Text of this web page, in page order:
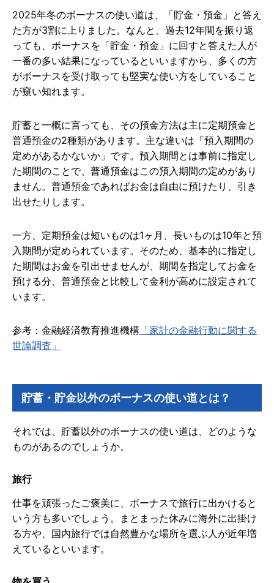
2025年冬のボーナスの使い道は、「貯金・預金」と答え
た方が3割に上りました。なんと、過去12年間を振り返
っても、ボーナスを「貯金・預金」に回すと答えた人が
一番の多い結果になっているといいますから、多くの方
がボーナスを受け取っても堅実な使い方をしていること
が窺い知れます。
貯蓄と一概に言っても、その預金方法は主に定期預金と
普通預金の2種類があります。主な違いは「預入期間の
定めがあるかないか」です。預入期間とは事前に指定し
た期間のことで、普通預金はこの預入期間の定めがあり
ません。普通預金であればお金は自由に預けたり、引き
出せたりします。
一方、定期預金は短いものは1ヶ月、長いものは10年と預
入期間が定められています。そのため、基本的に指定し
た期間はお金を引出せませんが、期間を指定してお金を
預ける分、普通預金と比較して金利が高めに設定されて
います。
参考：金融経済教育推進機構 「家計の金融行動に関する
世論調査」
貯蓄・貯金以外のボーナスの使い道とは？
それでは、貯蓄以外のボーナスの使い道は、どのような
ものがあるのでしょうか。
旅行
仕事を頑張ったご褒美に、ボーナスで旅行に出かけると
いう方も多いでしょう。まとまった休みに海外に出掛け
る方や、国内旅行では自然豊かな場所を選ぶ人が近年増
えているといいます。